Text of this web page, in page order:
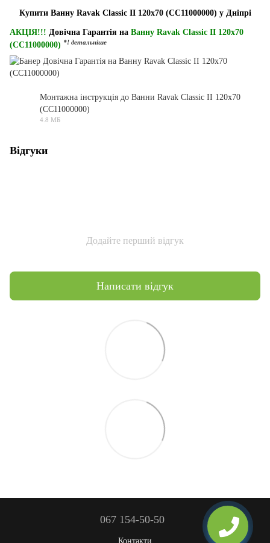
Купити Ванну Ravak Classic II 120x70 (CC11000000) у Дніпрі
АКЦІЯ!!! Довічна Гарантія на Ванну Ravak Classic II 120x70
(CC11000000) *! детальніше
Монтажна інструкція до Ванни Ravak Classic II 120x70
(CC11000000)
4.8 МБ
Відгуки
Додайте перший відгук
Написати відгук
067 154-50-50
Контакти